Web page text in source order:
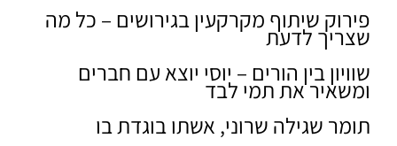
פירוק שיתוף מקרקעין בגירושים – כל מה
שצריך לדעת
שוויון בין הורים – יוסי יוצא עם חברים
ומשאיר את תמי לבד
תומר שגילה שרוני, אשתו בוגדת בו